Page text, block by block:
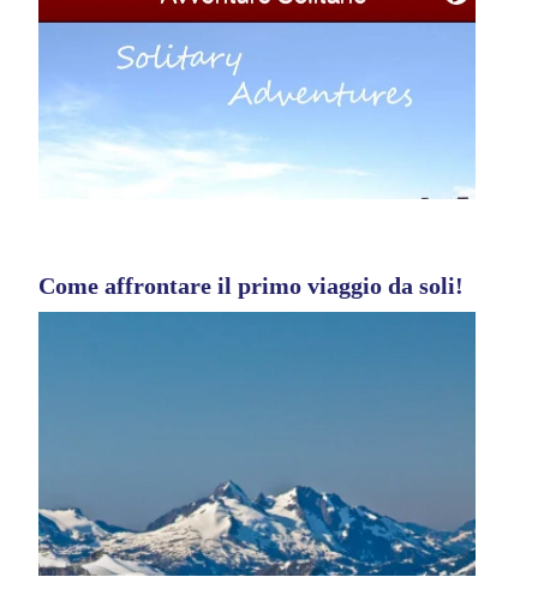
Come affrontare il primo viaggio da soli!